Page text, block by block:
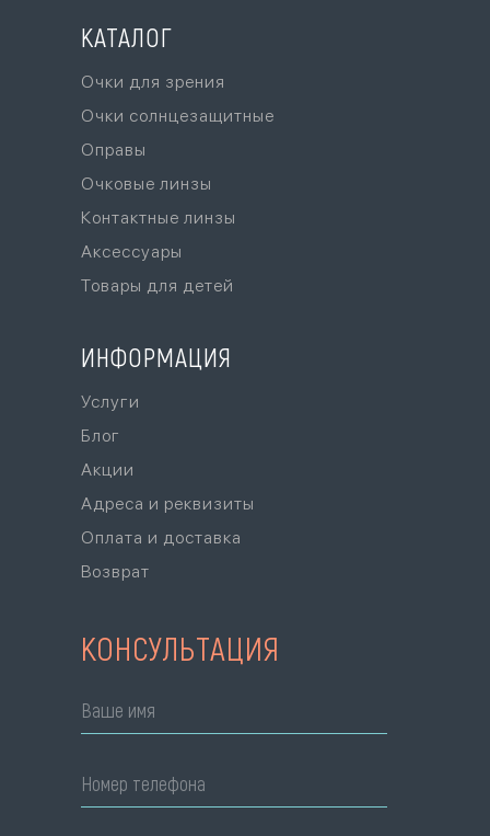
Очки для зрения
Очки солнцезащитные
Очковые линзы
Оправы
Контактные линзы
Аксессуары
Товары для детей
ИНФОРМАЦИЯ
Услуги
КАТАЛОГ
Адреса и реквизиты
КОНСУЛЬТАЦИЯ
Ваше имя
Номер телефона
Оплата и доставка
Возврат
Блог
Акции